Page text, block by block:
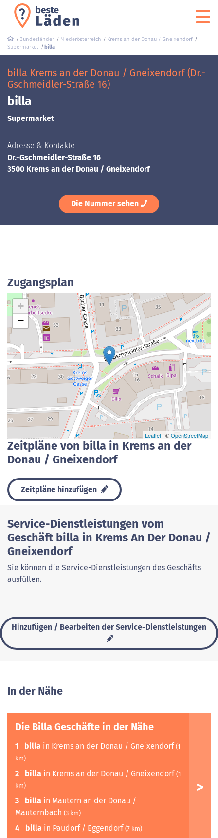
Bundesländer Niederösterreich
Krems an der Donau / Gneixendorf
Supermarket
billa
billa Krems an der Donau / Gneixendorf (Dr.-
Gschmeidler-Straße 16)
billa
Supermarket
Adresse & Kontakte
Dr.-Gschmeidler-Straße 16
3500 Krems an der Donau / Gneixendorf
Die Nummer sehen
Zugangsplan
+
−
Leaflet | ©OpenStreetMap
Zeitpläne von billa in Krems an der
Donau / Gneixendorf
Zeitpläne hinzufügen
Service-Dienstleistungen vom
Geschäft billa in Krems An Der Donau /
Gneixendorf
Sie können die Service-Dienstleistungen des Geschäfts
ausfüllen.
Hinzufügen / Bearbeiten der Service-Dienstleistungen
In der Nähe
Die Billa Geschäfte in der Nähe
1 billa in Krems an der Donau / Gneixendorf (1
km)
2 billa in Krems an der Donau / Gneixendorf (1
km)
3 billa in Mautern an der Donau /
Mauternbach (3 km)
4 billa in Paudorf / Eggendorf (7 km)